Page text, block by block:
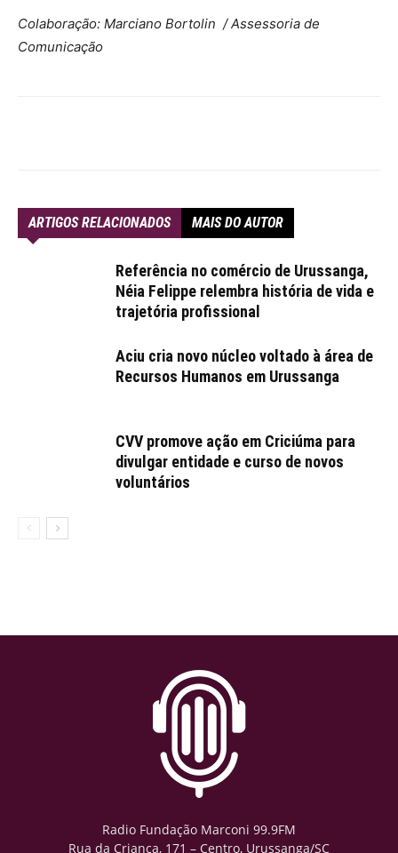
Colaboração: Marciano Bortolin / Assessoria de
Comunicação
ARTIGOS RELACIONADOS MAIS DO AUTOR
Referência no comércio de Urussanga,
Néia Felippe relembra história de vida e
trajetória profissional
Aciu cria novo núcleo voltado à área de
Recursos Humanos em Urussanga
CVV promove ação em Criciúma para
divulgar entidade e curso de novos
voluntários
Radio Fundação Marconi 99.9FM
Rua da Criança, 171 – Centro, Urussanga/SC